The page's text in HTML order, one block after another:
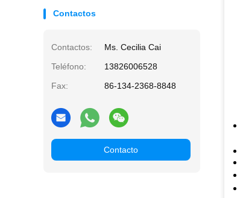
Contactos
Contactos:
Ms. Cecilia Cai
Teléfono:
13826006528
Fax:
86-134-2368-8848
Contacto